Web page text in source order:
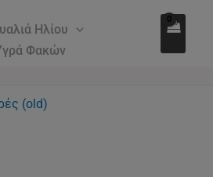
Ηλίου
Φακών
(old)